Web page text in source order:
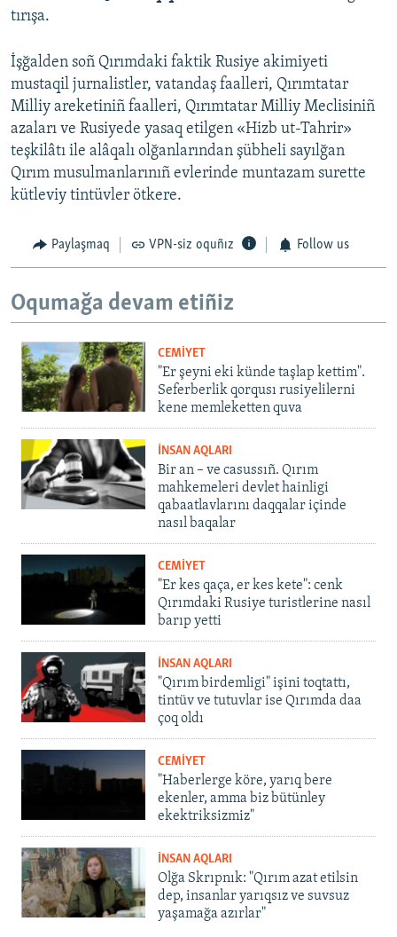
tırışa.
İşğalden soñ Qırımdaki faktik Rusiye akimiyeti
mustaqil jurnalistler, vatandaş faalleri, Qırımtatar
Milliy areketiniñ faalleri, Qırımtatar Milliy Meclisiniñ
azaları ve Rusiyede yasaq etilgen «Hizb ut-Tahrir»
teşkilâtı ile alâqalı olğanlarından şübheli sayılğan
Qırım musulmanlarınıñ evlerinde muntazam surette
kütleviy tintüvler ötkere.
Paylaşmaq VPN-siz oquñız Follow us
Oqumağa devam etiñiz
CEMİYET
"Er şeyni eki künde taşlap kettim".
Seferberlik qorqusı rusiyelilerni
kene memleketten quva
İNSAN AQLARI
Bir an – ve casussıñ. Qırım
mahkemeleri devlet hainligi
qabaatlavlarını daqqalar içinde
nasıl baqalar
CEMİYET
"Er kes qaça, er kes kete": cenk
Qırımdaki Rusiye turistlerine nasıl
barıp yetti
İNSAN AQLARI
"Qırım birdemligi" işini toqtattı,
tintüv ve tutuvlar ise Qırımda daa
çoq oldı
CEMİYET
"Haberlerge köre, yarıq bere
ekenler, amma biz bütünley
ekektriksizmiz"
İNSAN AQLARI
Olğa Skrıpnık: "Qırım azat etilsin
dep, insanlar yarıqsız ve suvsuz
yaşamağa azırlar"